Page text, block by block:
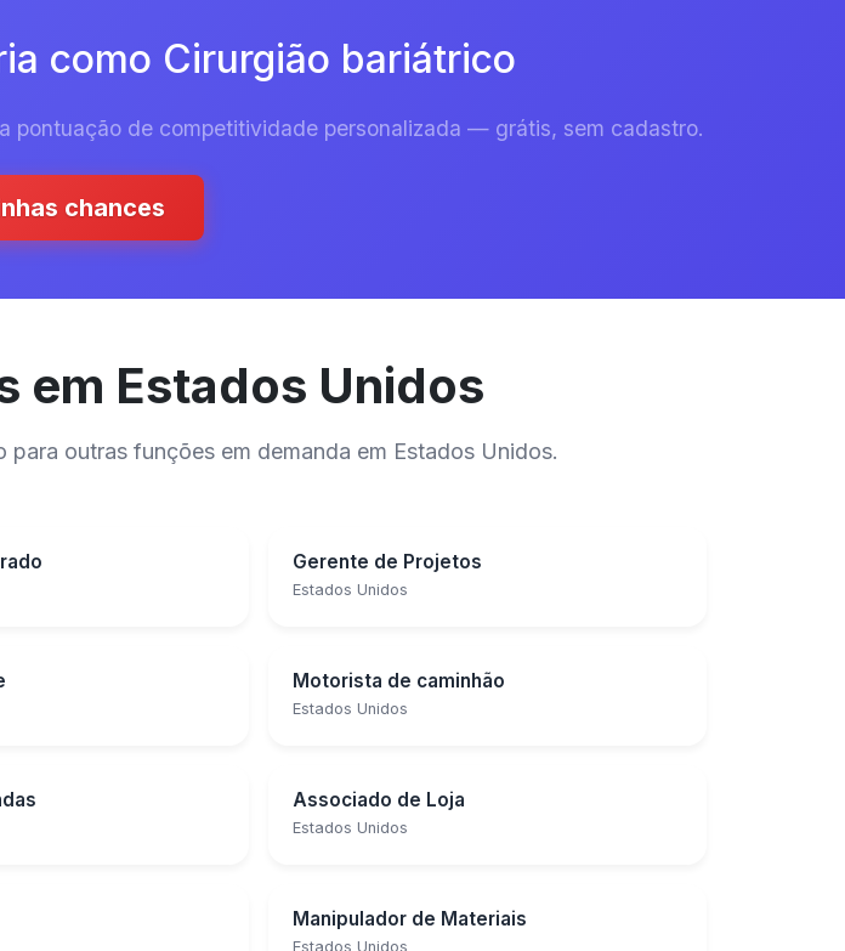
como Cirurgião bariátrico
pontuação de competitividade personalizada — grátis, sem cadastro.
chances
em Estados Unidos
outras funções em demanda em Estados Unidos.
Gerente de Projetos
Estados Unidos
Motorista de caminhão
Estados Unidos
Associado de Loja
Estados Unidos
Manipulador de Materiais
Estados Unidos